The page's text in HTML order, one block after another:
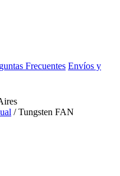
Frecuentes Envíos y
/ Tungsten FAN